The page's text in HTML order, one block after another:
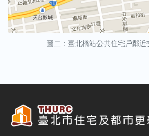
圖二：臺北橋站公共住宅戶鄰近